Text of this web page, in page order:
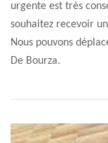
urgente est très
souhaitez recevoir
Nous pouvons
De Bourza.